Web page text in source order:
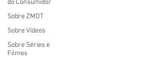
do Consumidor
Sobre ZMOT
Sobre Vídeos
Sobre Séries e
Filmes